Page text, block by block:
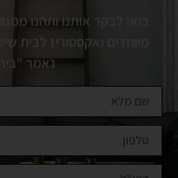
בואו לבקר אותנו ותהנו
מיוחדים ואקססוריז לבית
נאמר